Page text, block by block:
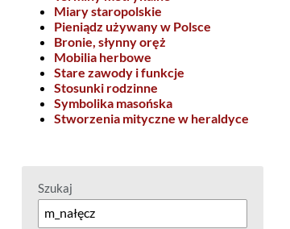
Miary staropolskie
Pieniądz używany w Polsce
Bronie, słynny oręż
Mobilia herbowe
Stare zawody i funkcje
Stosunki rodzinne
Symbolika masońska
Stworzenia mityczne w heraldyce
Szukaj